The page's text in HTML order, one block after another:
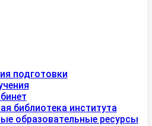
подготовки
библиотека института
образовательные ресурсы